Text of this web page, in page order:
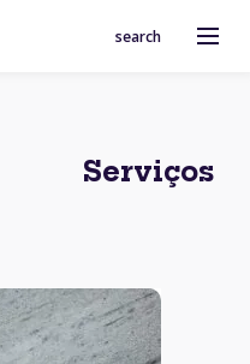
search
Serviços